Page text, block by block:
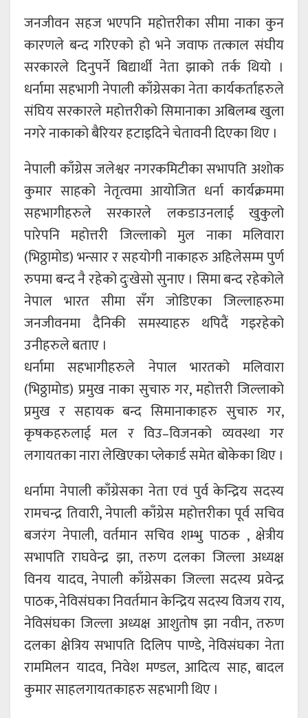
जनजीवन सहज भएपनि महोत्तरीका सीमा नाका कुन
कारणले बन्द गरिएको हो भने जवाफ तत्काल संघीय
सरकारले दिनुपर्ने बिद्यार्थी नेता झाको तर्क थियो ।
धर्नामा सहभागी नेपाली काँग्रेसका नेता कार्यकर्ताहरुले
संघिय सरकारले महोत्तरीको सिमानाका अबिलम्ब खुला
नगरे नाकाको बैरियर हटाइदिने चेतावनी दिएका थिए ।
नेपाली काँग्रेस जलेश्वर नगरकमिटीका सभापति अशोक
कुमार साहको नेतृत्वमा आयोजित धर्ना कार्यक्रममा
सहभागीहरुले सरकारले लकडाउनलाई खुकुलो
पारेपनि महोत्तरी जिल्लाको मुल नाका मलिवारा
(भिठ्ठामोड) भन्सार र सहयोगी नाकाहरु अहिलेसम्म पुर्ण
रुपमा बन्द नै रहेको दुःखेसो सुनाए । सिमा बन्द रहेकोले
नेपाल भारत सीमा सँग जोडिएका जिल्लाहरुमा
जनजीवनमा दैनिकी समस्याहरु थपिदैं गइरहेको
उनीहरुले बताए ।
धर्नामा सहभागीहरुले नेपाल भारतको मलिवारा
(भिठ्ठामोड) प्रमुख नाका सुचारु गर, महोत्तरी जिल्लाको
प्रमुख र सहायक बन्द सिमानाकाहरु सुचारु गर,
कृषकहरुलाई मल र विउ–विजनको व्यवस्था गर
लगायतका नारा लेखिएका प्लेकार्ड समेत बोकेका थिए ।
धर्नामा नेपाली काँग्रेसका नेता एवं पुर्व केन्द्रिय सदस्य
रामचन्द्र तिवारी, नेपाली काँग्रेस महोत्तरीका पूर्व सचिव
बजरंग नेपाली, वर्तमान सचिव शम्भु पाठक , क्षेत्रीय
सभापति राघवेन्द्र झा, तरुण दलका जिल्ला अध्यक्ष
विनय यादव, नेपाली काँग्रेसका जिल्ला सदस्य प्रवेन्द्र
पाठक, नेविसंघका निवर्तमान केन्द्रिय सदस्य विजय राय,
नेविसंघका जिल्ला अध्यक्ष आशुतोष झा नवीन, तरुण
दलका क्षेत्रिय सभापति दिलिप पाण्डे, नेविसंघका नेता
राममिलन यादव, निवेश मण्डल, आदित्य साह, बादल
कुमार साहलगायतकाहरु सहभागी थिए ।